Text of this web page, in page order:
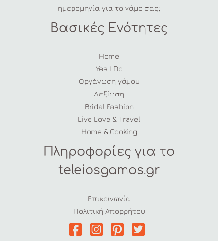
ημερομηνία για το γάμο σας;
Βασικές Ενότητες
Home
Yes I Do
Οργάνωση γάμου
Δεξίωση
Bridal Fashion
Live Love & Travel
Home & Cooking
Πληροφορίες για το
teleiosgamos.gr
Επικοινωνία
Πολιτική Απορρήτου